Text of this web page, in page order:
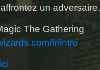
un adversaire.
The Gathering
fr/intro
ici